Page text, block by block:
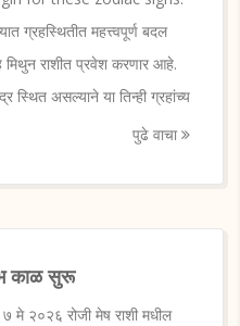
ग्रहस्थितीत महत्त्वपूर्ण बदल
राशीत प्रवेश करणार आहे.
असल्याने या तिन्ही ग्रहांच्य
पुढे वाचा
काळ सुरू
मे २०२६ रोजी मेष राशी मधील